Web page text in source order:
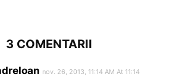
3 COMENTARII
nov. 26, 2013, 11:14 AM At 11:14